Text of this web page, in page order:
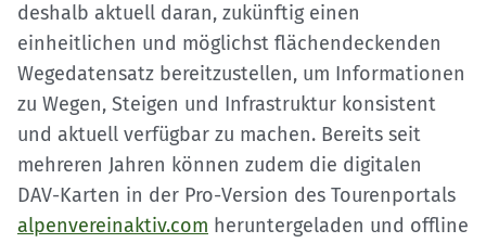
deshalb aktuell daran, zukünftig einen
einheitlichen und möglichst flächendeckenden
Wegedatensatz bereitzustellen, um Informationen
zu Wegen, Steigen und Infrastruktur konsistent
und aktuell verfügbar zu machen. Bereits seit
mehreren Jahren können zudem die digitalen
DAV-Karten in der Pro-Version des Tourenportals
alpenvereinaktiv.com heruntergeladen und offline